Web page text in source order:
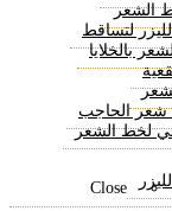
الشعر
لتساقط
بالخلايا
شعر الحاجب
لخط الشعر
Close